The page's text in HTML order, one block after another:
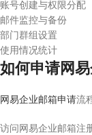
账号创建与权限分配
邮件监控与备份
部门群组设置
使用情况统计
如何申请网
网易企业邮箱申请流
访问网易企业邮箱注